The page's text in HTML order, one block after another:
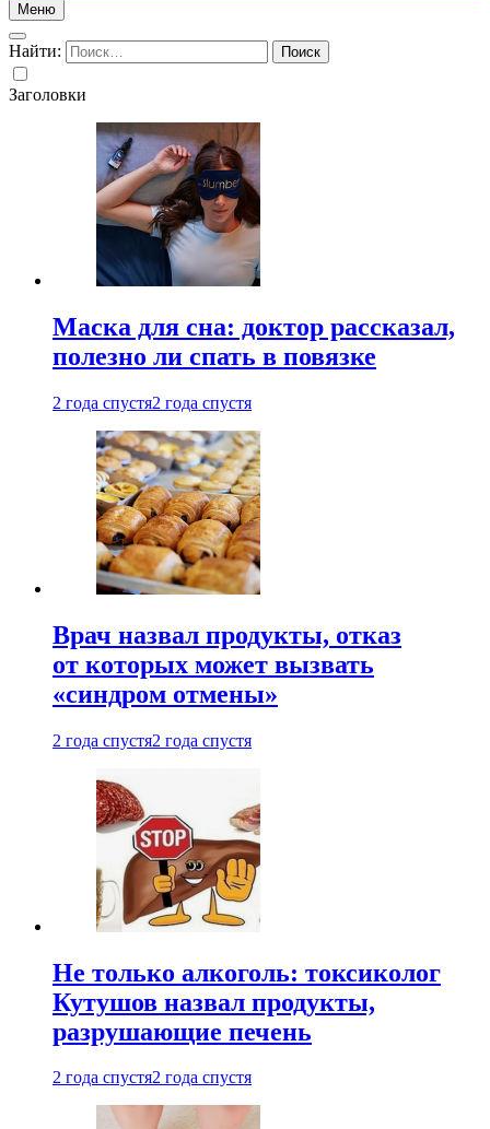
Меню
Найти:
Заголовки
Маска для сна: доктор рассказал,
полезно ли спать в повязке
2 года спустя2 года спустя
Врач назвал продукты, отказ
от которых может вызвать
«синдром отмены»
2 года спустя2 года спустя
Не только алкоголь: токсиколог
Кутушов назвал продукты,
разрушающие печень
2 года спустя2 года спустя